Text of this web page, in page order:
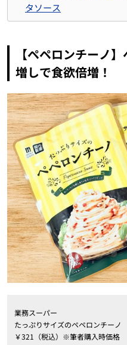
タソース
【ペペロンチーノ
増しで食欲倍増！
業務スーパー
たっぷりサイズのペペロンチーノ
￥321（税込）※筆者購入時価格